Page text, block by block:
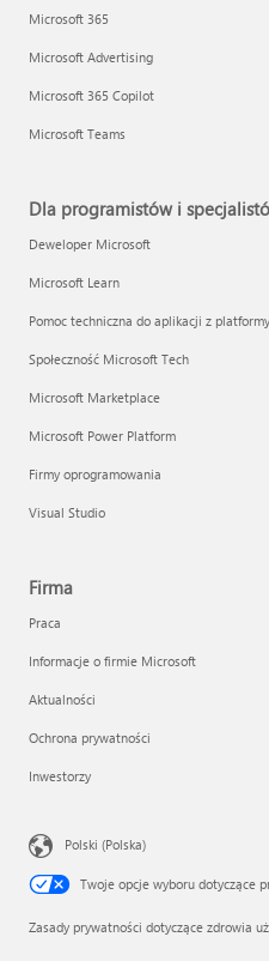
Microsoft 365
Microsoft Advertising
Microsoft 365 Copilot
Microsoft Teams
Dla programistów i
Deweloper Microsoft
Microsoft Learn
Pomoc techniczna do aplikacji z
Społeczność Microsoft Tech
Microsoft Marketplace
Microsoft Power Platform
Firmy oprogramowania
Visual Studio
Firma
Praca
Informacje o firmie Microsoft
Aktualności
Ochrona prywatności
Inwestorzy
Polski (Polska)
Twoje opcje wyboru dotyczące
Zasady prywatności dotyczące zdrowia